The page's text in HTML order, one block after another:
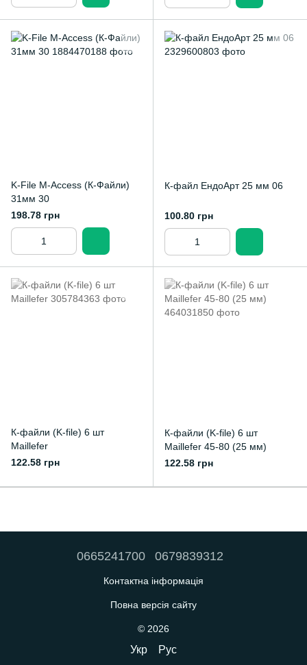
K-File M-Access (К-Файли)
31мм 30
198.78 грн
К-файл ЕндоАрт 25 мм 06
100.80 грн
К-файли (K-file) 6 шт
Maillefer
122.58 грн
К-файли (K-file) 6 шт
Maillefer 45-80 (25 мм)
122.58 грн
0665241700 0679839312
Контактна інформація
Повна версія сайту
© 2026
Укр Рус